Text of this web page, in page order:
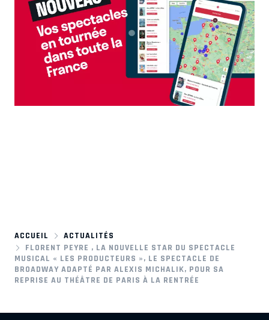
ACCUEIL
ACTUALITÉS
FLORENT PEYRE , LA NOUVELLE STAR DU SPECTACLE
MUSICAL « LES PRODUCTEURS », LE SPECTACLE DE
BROADWAY ADAPTÉ PAR ALEXIS MICHALIK, POUR SA
REPRISE AU THÉÂTRE DE PARIS À LA RENTRÉE